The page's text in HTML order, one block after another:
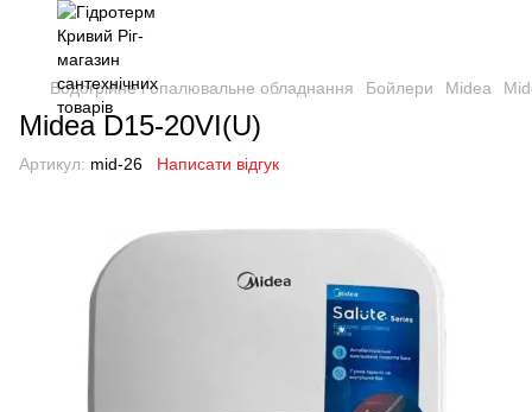
Водогрійне і опалювальне обладнання Бойлери Midea
Midea D15-20VI(U)
Артикул: mid-26 Написати відгук